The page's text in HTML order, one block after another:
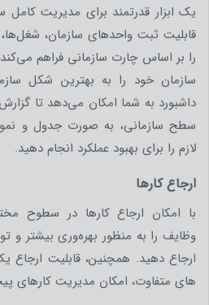
یک ابزار قدرتمند برای مدیریت
قابلیت ثبت واحدهای سازمان،
را بر اساس چارت سازمانی فراهم
سازمان خود را به بهترین شکل
داشبورد به شما امکان می‌دهد تا
سطح سازمانی، به صورت جدول و
لازم را برای بهبود عملکرد انجام دهید.
ارجاع کارها
با امکان ارجاع کارها در سطوح
وظایف را به منظور بهره‌وری بیشتر و
ارجاع دهید. همچنین، قابلیت ارجاع
های متفاوت، امکان مدیریت کارهای